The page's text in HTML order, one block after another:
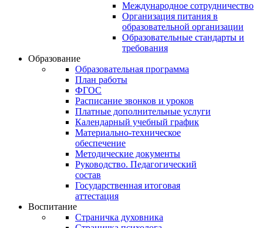
Международное сотрудничество
Организация питания в
образовательной организации
Образовательные стандарты и
требования
Образование
Образовательная программа
План работы
ФГОС
Расписание звонков и уроков
Платные дополнительные услуги
Календарный учебный график
Материально-техническое
обеспечение
Методические документы
Руководство. Педагогический
состав
Государственная итоговая
аттестация
Воспитание
Страничка духовника